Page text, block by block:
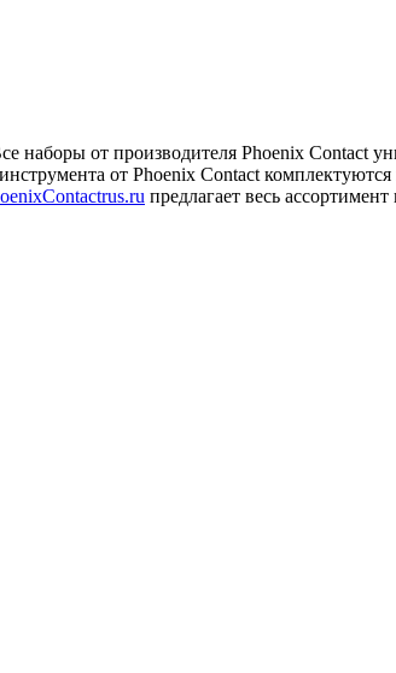
наборы от производителя Phoenix Contact
от Phoenix Contact
предлагает весь